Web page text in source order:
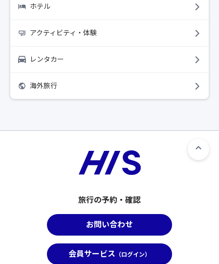
ホテル
アクティビティ・体験
レンタカー
海外旅行
旅行の予約・確認
お問い合わせ
会員サービス （ログイン）